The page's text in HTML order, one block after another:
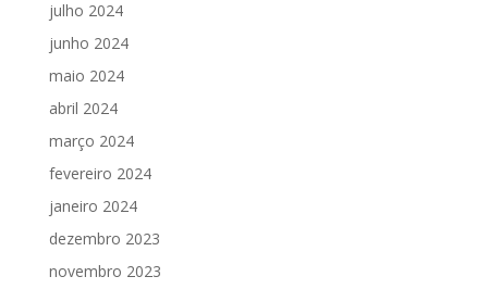
julho 2024
junho 2024
maio 2024
abril 2024
março 2024
fevereiro 2024
janeiro 2024
dezembro 2023
novembro 2023